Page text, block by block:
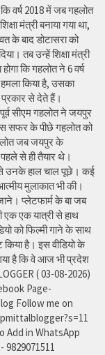
वर्ष 2018 में जब गहलोत
मंत्री बनाया गया था,
के बाद डोटासरा को
तब उन्हें शिक्षा मंत्री
कि गहलोत ने 6 वर्ष
हमला किया है, उसका
प्रकार से देते हैं।
सीएम गहलोत ने जयपुर
सफर के पीछे गहलोत को
जब जयपुर के
से ही तैयार थे।
से उनके हाल चाल पूछे। कई
मुलाकात भी की।
प्लेटफार्म के बा जब
एक एक यात्री से हाथ
को फिल्मी गाने के साथ
किया है। इस वीडियो के
है कि वे आज भी प्रदेश
( 03-08-2026)
Page-
Follow me on
Add in WhatsApp
9829071511